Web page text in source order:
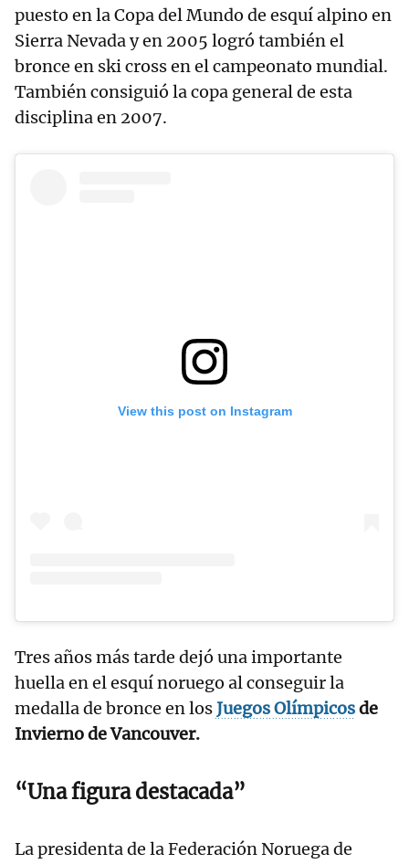
puesto en la Copa del Mundo de esquí alpino en
Sierra Nevada y en 2005 logró también el
bronce en ski cross en el campeonato mundial.
También consiguió la copa general de esta
disciplina en 2007.
View this post on Instagram
Tres años más tarde dejó una importante
huella en el esquí noruego al conseguir la
medalla de bronce en losJuegos Olímpicosde
Invierno de Vancouver.
“Una figura destacada”
La presidenta de la Federación Noruega de